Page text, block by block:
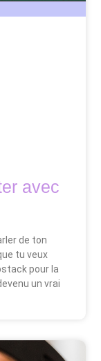
avec
de ton
tu veux
pour la
un vrai